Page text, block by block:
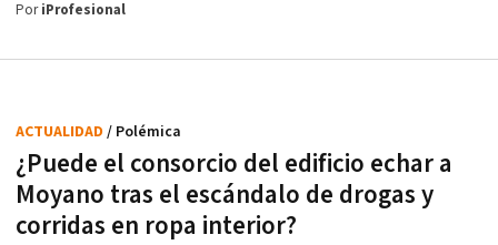
PoriProfesional
¿Puede el consorcio del edificio echar a
Moyano tras el escándalo de drogas y
corridas en ropa interior?
ACTUALIDAD / Polémica